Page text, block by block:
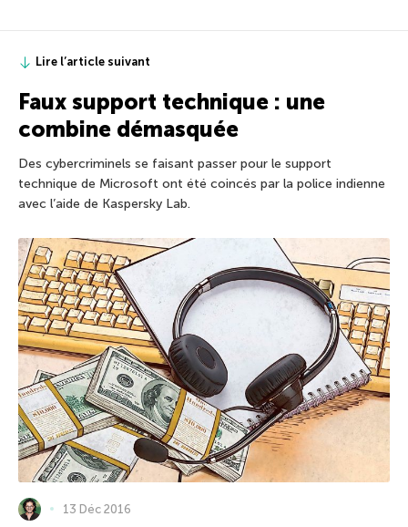
Lire l’article suivant
Faux support technique : une
combine démasquée
Des cybercriminels se faisant passer pour le support
technique de Microsoft ont été coincés par la police indienne
avec l’aide de Kaspersky Lab.
13 Déc 2016